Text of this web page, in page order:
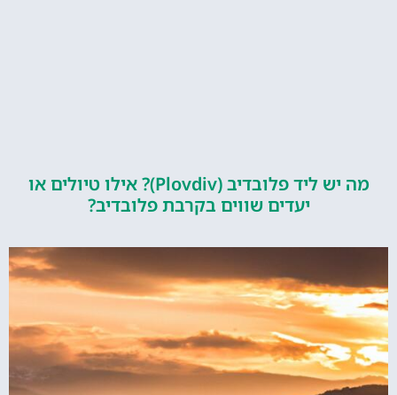
מה יש ליד פלובדיב (Plovdiv)? אילו טיולים או
יעדים שווים בקרבת פלובדיב?